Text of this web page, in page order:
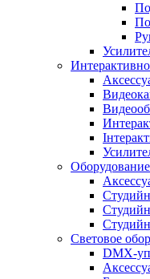
Световое
DMX-